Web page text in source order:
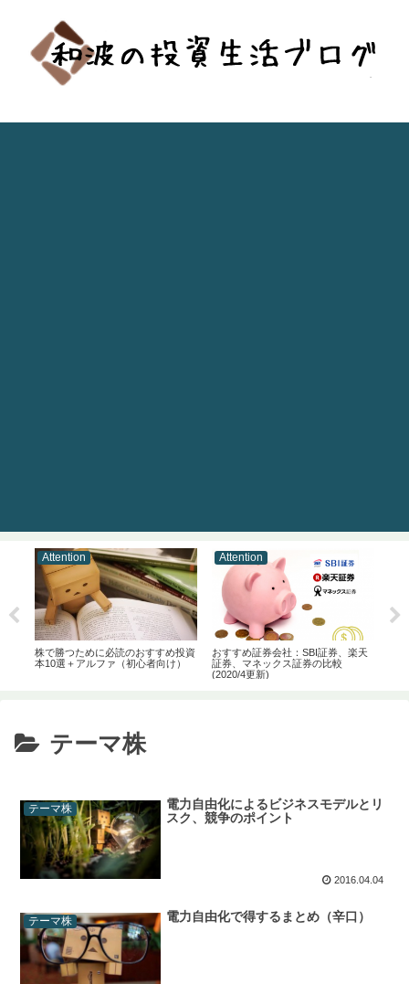
Attention
株で勝つために必読のおすすめ投資
本10選＋アルファ（初心者向け）
Attention
おすすめ証券会社：SBI証券、楽天
証券、マネックス証券の比較
(2020/4更新)
テーマ株
テーマ株
電力自由化によるビジネスモデルとリ
スク、競争のポイント
2016.04.04
テーマ株 電力自由化で得するまとめ（辛口）